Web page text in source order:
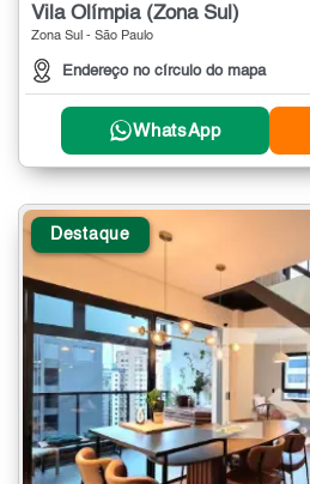
Vila Olímpia (Zona Sul)
Zona Sul - São Paulo
Endereço no círculo do mapa
WhatsApp
Destaque